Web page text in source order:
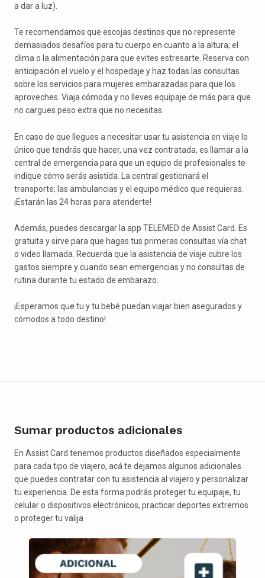
a dar a luz).
Te recomendamos que escojas destinos que no represente
demasiados desafíos para tu cuerpo en cuanto a la altura; el
clima o la alimentación para que evites estresarte. Reserva con
anticipación el vuelo y el hospedaje y haz todas las consultas
sobre los servicios para mujeres embarazadas para que los
aproveches. Viaja cómoda y no lleves equipaje de más para que
no cargues peso extra que no necesitas.
En caso de que llegues a necesitar usar tu asistencia en viaje lo
único que tendrás que hacer, una vez contratada, es llamar a la
central de emergencia para que un equipo de profesionales te
indique cómo serás asistida. La central gestionará el
transporte; las ambulancias y el equipo médico que requieras.
¡Estarán las 24 horas para atenderte!
Además, puedes descargar la app TELEMED de Assist Card. Es
gratuita y sirve para que hagas tus primeras consultas vía chat
o video llamada. Recuerda que la asistencia de viaje cubre los
gastos siempre y cuando sean emergencias y no consultas de
rutina durante tu estado de embarazo.
¡Esperamos que tu y tu bebé puedan viajar bien asegurados y
cómodos a todo destino!
Sumar productos adicionales
En Assist Card tenemos productos diseñados especialmente
para cada tipo de viajero, acá te dejamos algunos adicionales
que puedes contratar con tu asistencia al viajero y personalizar
tu experiencia. De esta forma podrás proteger tu equipaje, tu
celular o dispositivos electrónicos, practicar deportes extremos
o proteger tu valija